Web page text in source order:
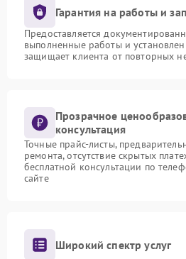
Гарантия на работы и
Предоставляется
выполненные работы и
защищает клиента от повторных
Прозрачное
консультация
Точные прайс-листы,
ремонта, отсутствие скрытых
бесплатной консультации по
сайте
Широкий спектр услуг